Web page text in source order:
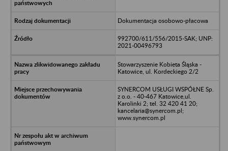
Dokumentacja osobowo-płacowa
992700/611/556/2015-SAK; UNP:
2021-00496793
Stowarzyszenie Kobieta Śląska -
Katowice, ul. Kordeckiego 2/2
SYNERCOM USŁUGI WSPÓŁNE Sp.
z o.o. - 40-467 Katowice,ul.
Karolinki 2; tel. 32 420 41 20;
kancelaria@synercom.pl;
www.synercom.pl